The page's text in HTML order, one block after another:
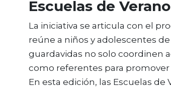
Escuelas de Verano
La iniciativa se articula con el
reúne a niños y adolescentes de
guardavidas no solo coordinen
como referentes para
En esta edición, las Escuelas de